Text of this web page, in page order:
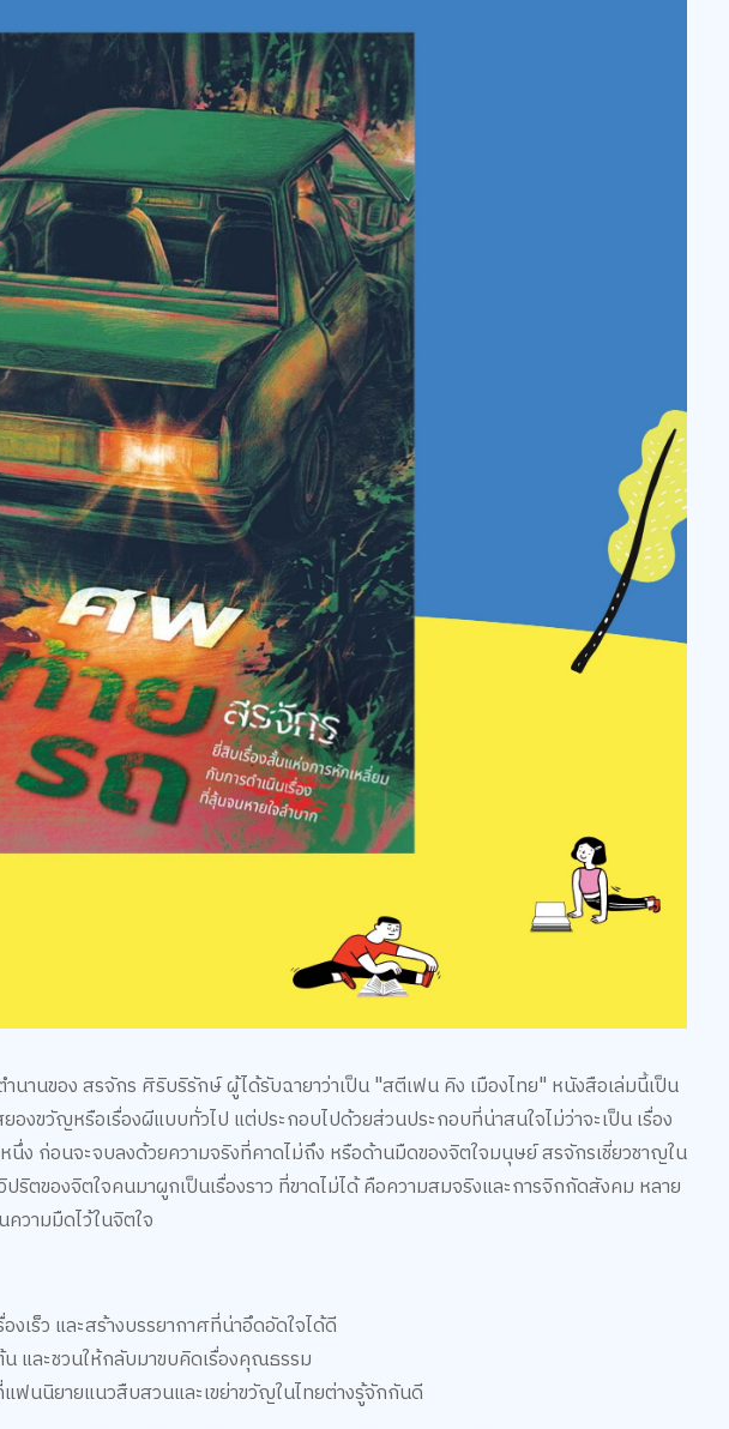
านของ สรจักร ศิริบริรักษ์ ผู้ได้รับฉายาว่าเป็น "สตีเฟน คิง เมืองไทย" หนังสือเล่มนี้เป็น
งขวัญหรือเรื่องผีแบบทั่วไป แต่ประกอบไปด้วยส่วนประกอบที่น่าสนใจไม่ว่าจะเป็น เรื่อง
นึ่ง ก่อนจะจบลงด้วยความจริงที่คาดไม่ถึง หรือด้านมืดของจิตใจมนุษย์ สรจักรเชี่ยวชาญใน
ของจิตใจคนมาผูกเป็นเรื่องราว ที่ขาดไม่ได้ คือความสมจริงและการจิกกัดสังคม หลาย
วามมืดไว้ในจิตใจ
งเร็ว และสร้างบรรยากาศที่น่าอึดอัดใจได้ดี
และชวนให้กลับมาขบคิดเรื่องคุณธรรม
ฟนนิยายแนวสืบสวนและเขย่าขวัญในไทยต่างรู้จักกันดี